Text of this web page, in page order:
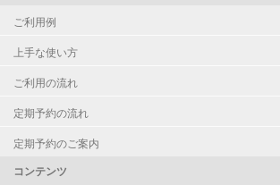
ご利用例
上手な使い方
ご利用の流れ
定期予約の流れ
定期予約のご案内
コンテンツ